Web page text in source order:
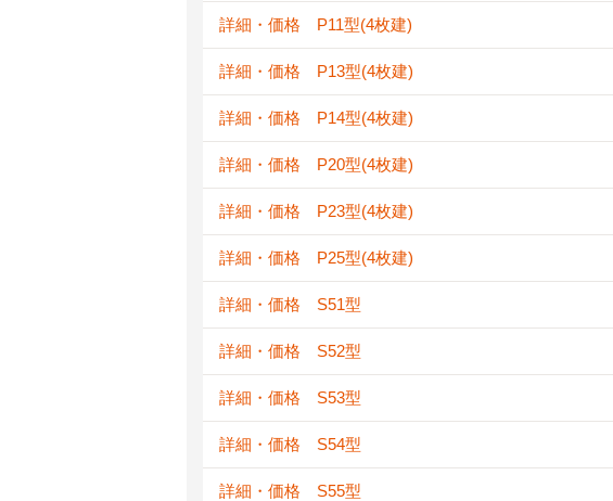
詳細・価格 P11型(4枚建)
詳細・価格 P13型(4枚建)
詳細・価格 P14型(4枚建)
詳細・価格 P20型(4枚建)
詳細・価格 P23型(4枚建)
詳細・価格 P25型(4枚建)
詳細・価格 S51型
詳細・価格 S52型
詳細・価格 S53型
詳細・価格 S54型
詳細・価格 S55型